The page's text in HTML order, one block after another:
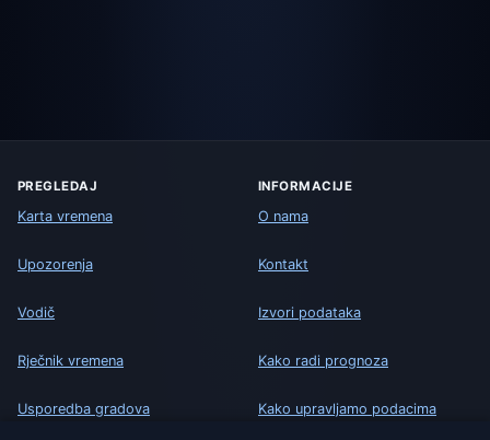
PREGLEDAJ
Karta vremena
Upozorenja
Vodič
Rječnik vremena
Usporedba gradova
INFORMACIJE
O nama
Kontakt
Izvori podataka
Kako radi prognoza
Kako upravljamo podacima